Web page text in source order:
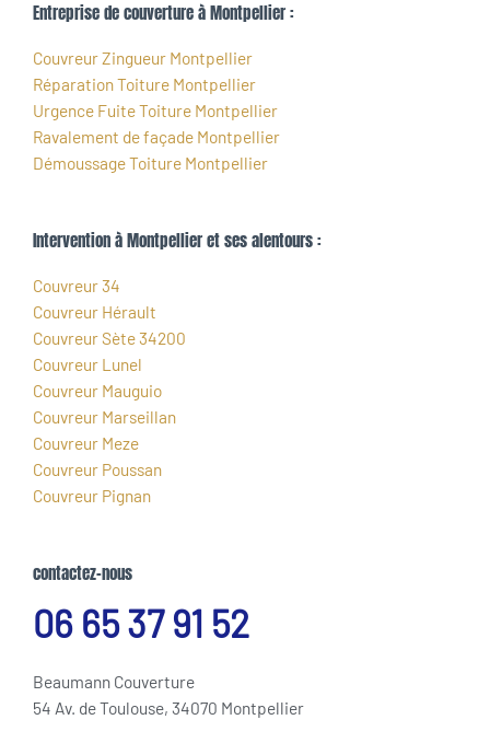
Entreprise de couverture à Montpellier :
Couvreur Zingueur Montpellier
Réparation Toiture Montpellier
Urgence Fuite Toiture Montpellier
Ravalement de façade Montpellier
Démoussage Toiture Montpellier
Intervention à Montpellier et ses alentours :
Couvreur 34
Couvreur Hérault
Couvreur Sète 34200
Couvreur Lunel
Couvreur Mauguio
Couvreur Marseillan
Couvreur Meze
Couvreur Poussan
Couvreur Pignan
contactez-nous
06 65 37 91 52
Beaumann Couverture
54 Av. de Toulouse, 34070 Montpellier